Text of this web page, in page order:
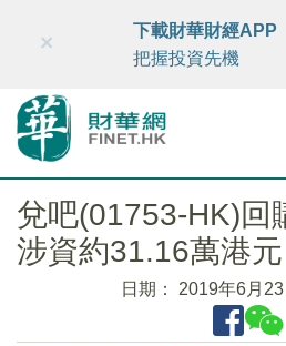
財華智庫網 FINTV
×
下載財華財經APP
把握投資先機
兌吧(01753-HK)回
涉資約31.16萬港元
日期： 2019年6月